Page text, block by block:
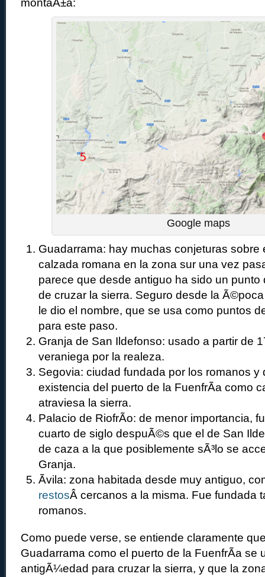
montaÃ±a:
Google maps
Guadarrama: hay muchas conjeturas sobre
calzada romana en la zona sur una vez
parece que desde antiguo ha sido un
de cruzar la sierra. Seguro desde la
le dio el nombre, que se usa como puntos
para este paso.
Granja de San Ildefonso: usado a partir de
veraniega por la realeza.
Segovia: ciudad fundada por los romanos y
existencia del puerto de la FuenfrÃ­a como
atraviesa la sierra.
Palacio de RiofrÃ­o: de menor importancia,
cuarto de siglo despuÃ©s que el de San
de caza a la que posiblemente sÃ³lo se
Granja.
Ãvila: zona habitada desde muy antiguo,
restosÂ cercanos a la misma. Fue fundada
romanos.
Como puede verse, se entiende claramente
Guadarrama como el puerto de la FuenfrÃ­a se
antigÃ¼edad para cruzar la sierra, y que la